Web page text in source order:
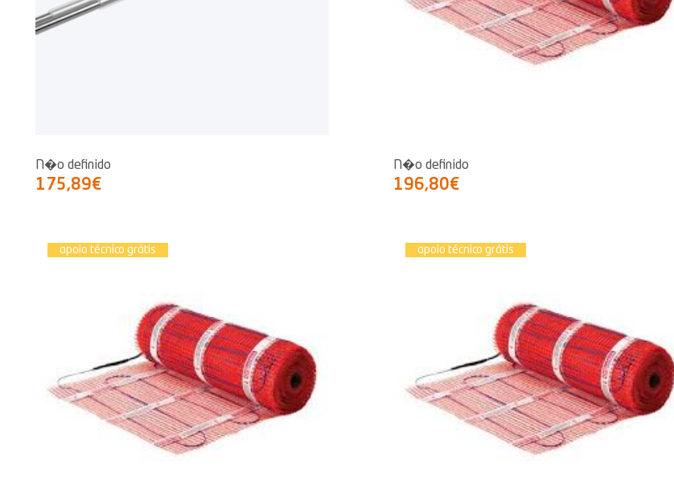
N�o definido
175,89€
N�o definido
196,80€
apoio técnico grátis apoio técnico grátis